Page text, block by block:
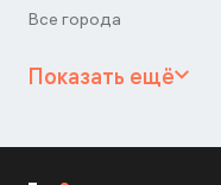
Все города
Показать ещё